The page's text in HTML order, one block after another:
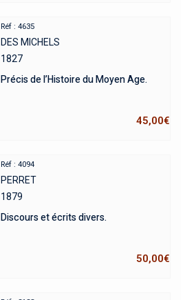
Réf : 4635
DES MICHELS
1827
Précis de l’Histoire du Moyen Age.
45,00€
Réf : 4094
PERRET
1879
Discours et écrits divers.
50,00€